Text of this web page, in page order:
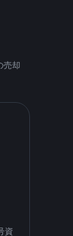
売却
資